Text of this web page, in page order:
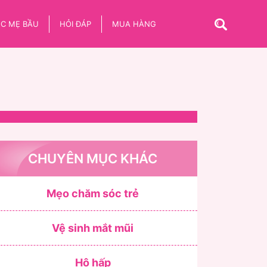
MẸ BẦU HỎI ĐÁP MUA HÀNG
CHUYÊN MỤC KHÁC
Mẹo chăm sóc trẻ
Vệ sinh mắt mũi
Hô hấp